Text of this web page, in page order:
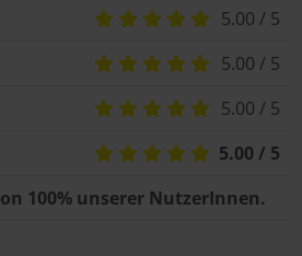
5.00 / 5
5.00 / 5
5.00 / 5
5.00 / 5
100% unserer NutzerInnen.